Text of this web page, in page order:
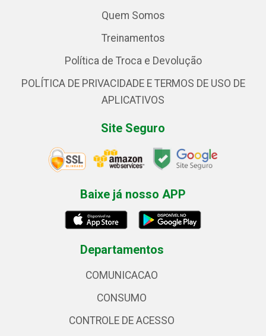
Quem Somos
Treinamentos
Política de Troca e Devolução
POLÍTICA DE PRIVACIDADE E TERMOS DE USO DE
APLICATIVOS
Site Seguro
Baixe já nosso APP
Departamentos
COMUNICACAO
CONSUMO
CONTROLE DE ACESSO